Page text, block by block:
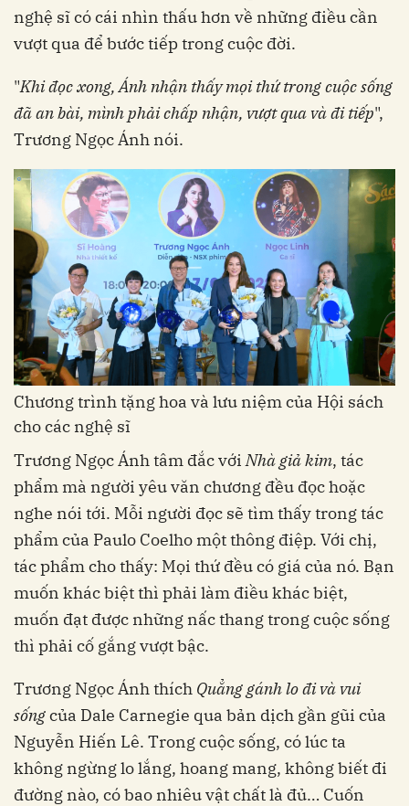
nghệ sĩ có cái nhìn thấu hơn về những điều cần
vượt qua để bước tiếp trong cuộc đời.
"Khi đọc xong, Ánh nhận thấy mọi thứ trong cuộc sống
đã an bài, mình phải chấp nhận, vượt qua và đi tiếp",
Trương Ngọc Ánh nói.
Chương trình tặng hoa và lưu niệm của Hội sách
cho các nghệ sĩ
Trương Ngọc Ánh tâm đắc vớiNhà giả kim, tác
phẩm mà người yêu văn chương đều đọc hoặc
nghe nói tới. Mỗi người đọc sẽ tìm thấy trong tác
phẩm của Paulo Coelho một thông điệp. Với chị,
tác phẩm cho thấy: Mọi thứ đều có giá của nó. Bạn
muốn khác biệt thì phải làm điều khác biệt,
muốn đạt được những nấc thang trong cuộc sống
thì phải cố gắng vượt bậc.
Trương Ngọc Ánh thích Quẳng gánh lo đi và vui
sốngcủa Dale Carnegie qua bản dịch gần gũi của
Nguyễn Hiến Lê. Trong cuộc sống, có lúc ta
không ngừng lo lắng, hoang mang, không biết đi
đường nào, có bao nhiêu vật chất là đủ… Cuốn